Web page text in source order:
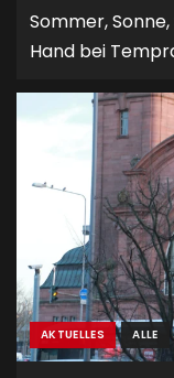
Sommer,
Hand bei
AKTUELLES ALLE